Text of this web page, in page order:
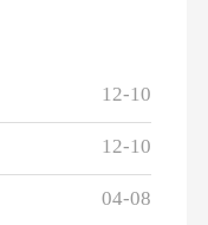
12-10
12-10
04-08